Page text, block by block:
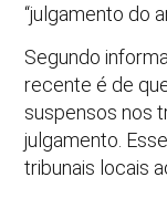
“julgamento do
Segundo
recente é de
suspensos nos
julgamento.
tribunais locais